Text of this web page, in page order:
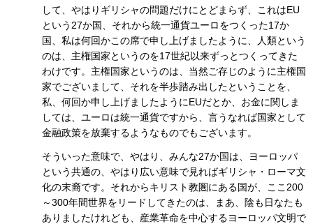
して、やはりギリシャの問題だけにとどまらず、これはEU
という27か国、それから統一通貨ユーロをつくった17か
国、私は何回かこの席で申し上げましたように、人類という
のは、主権国家というのを17世紀以来ずっとつくってきた
わけです。主権国家というのは、当然ご存じのように主権国
家でございまして、それを半歩踏み出したということを、
私、何回か申し上げましたようにEUだとか、お金に関しま
しては、ユーロは統一通貨ですから、言うなれば国家として
金融政策を放棄するようなものでもございます。
そういった意味で、やはり、みんな27か国は、ヨーロッパ
という共通の、やはり広い意味で見ればギリシャ・ローマ文
化の末裔です。それからキリスト教圏にある国が、ここ200
～300年間世界をリードしてきたのは、まあ、陰も日なたも
ありましたけれども、産業革命を中心するヨーロッパ文明で